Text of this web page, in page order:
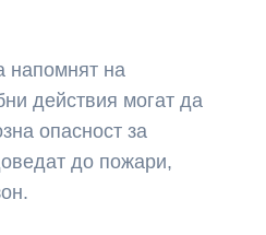
напомнят на
действия могат да
опасност за
до пожари,